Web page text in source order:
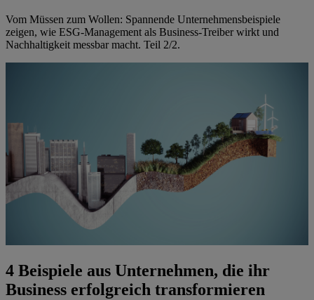
Vom Müssen zum Wollen: Spannende Unternehmensbeispiele
zeigen, wie ESG-Management als Business-Treiber wirkt und
Nachhaltigkeit messbar macht. Teil 2/2.
4 Beispiele aus Unternehmen, die ihr
Business erfolgreich transformieren